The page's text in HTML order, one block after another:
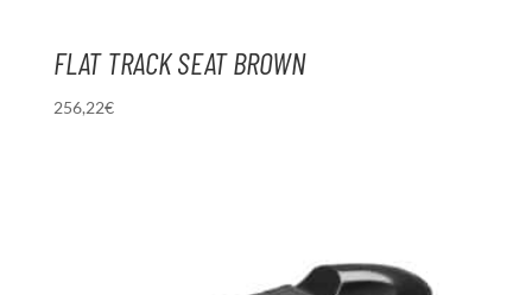
FLAT TRACK SEAT BROWN
256,22€